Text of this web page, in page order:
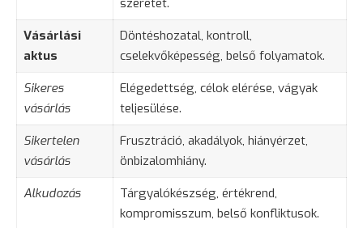
Vásárlási
aktus
Döntéshozatal, kontroll,
cselekvőképesség, belső folyamatok.
Sikeres
vásárlás
Elégedettség, célok elérése, vágyak
teljesülése.
Sikertelen
vásárlás
Frusztráció, akadályok, hiányérzet,
önbizalomhiány.
Alkudozás
Tárgyalókészség, értékrend,
kompromisszum, belső konfliktusok.